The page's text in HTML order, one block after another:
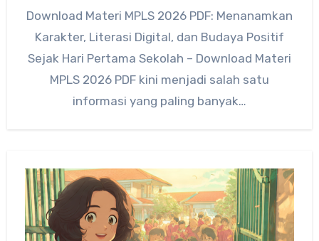
Download Materi MPLS 2026 PDF: Menanamkan
Karakter, Literasi Digital, dan Budaya Positif
Sejak Hari Pertama Sekolah – Download Materi
MPLS 2026 PDF kini menjadi salah satu
informasi yang paling banyak…